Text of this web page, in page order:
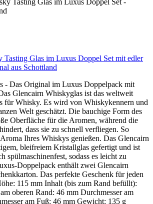
Tasting Glas im Luxus Doppel Set mit edler
aus Schottland
- Das Original im Luxus Doppelpack mit
Glencairn Whiskyglas ist das weltweit
für Whisky. Es wird von Whiskykennern und
Welt geschätzt. Die bauchige Form des
Oberfläche für die Aromen, während die
dass sie zu schnell verfliegen. So
Ihres Whiskys genießen. Das Glencairn
bleifreiem Kristallglas gefertigt und ist
spülmaschinenfest, sodass es leicht zu
Doppelpack enthält zwei Glencairn
Das perfekte Geschenk für jeden
115 mm Inhalt (bis zum Rand befüllt):
oberen Rand: 46 mm Durchmesser am
am Fuß: 46 mm Gewicht: 135 g